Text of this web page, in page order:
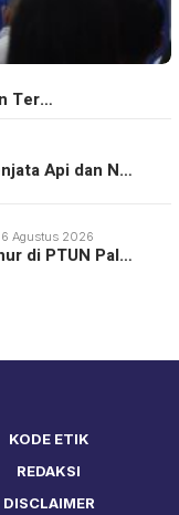
Ter…
Api dan N…
Agustus 2026
di PTUN Pal…
KODE ETIK
REDAKSI
DISCLAIMER